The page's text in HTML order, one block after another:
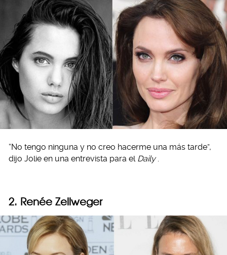
“No tengo ninguna y no creo hacerme una más tarde”,
dijo Jolie en una entrevista para el Daily .
2. Renée Zellweger